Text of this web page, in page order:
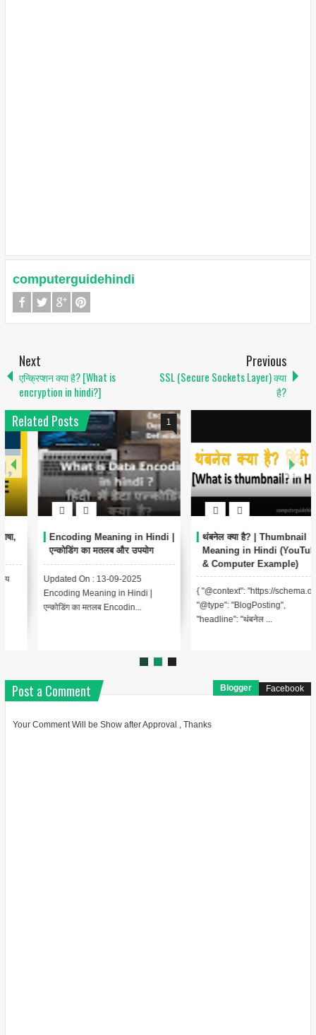
computerguidehindi
Next
एन्क्रिप्शन क्या है? [What is
encryption in hindi?]
Previous
SSL (Secure Sockets Layer) क्या
है?
Related Posts
Encoding Meaning in Hindi |
एन्कोडिंग का मतलब और उपयोग
Updated On : 13-09-2025
Encoding Meaning in Hindi |
एन्कोडिंग का मतलब Encodin...
थंबनेल क्या है? | Thumbnail
Meaning in Hindi (YouTube
& Computer Example)
{ "@context": "https://schema.org",
"@type": "BlogPosting",
"headline": "थंबनेल ...
Post a Comment Blogger Facebook
Your Comment Will be Show after Approval , Thanks